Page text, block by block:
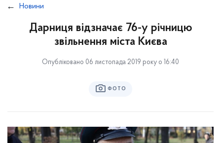
Новини
Дарниця відзначає 76-у річницю
звільнення міста Києва
Опубліковано 06 листопада 2019 року о 16:40
ФОТО